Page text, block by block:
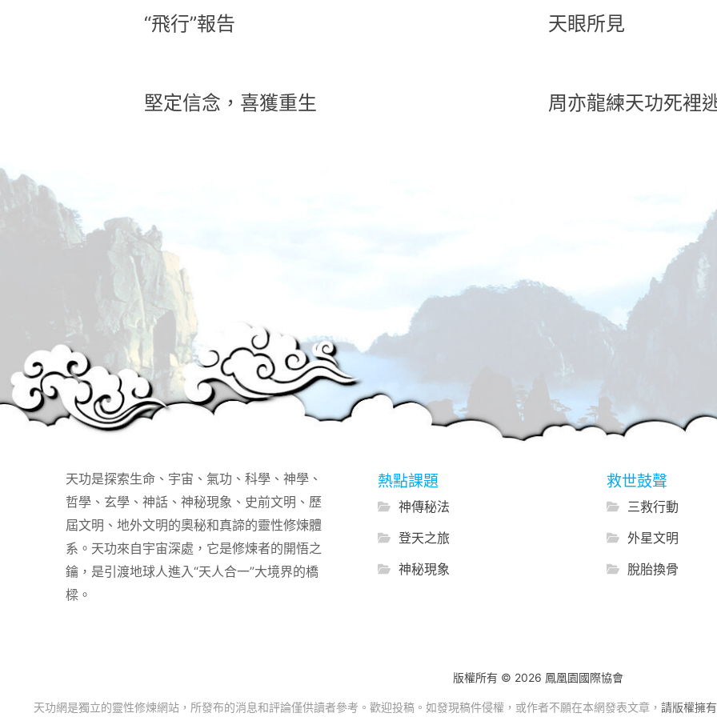
“飛行”報告 天眼所見
堅定信念，喜獲重生 周亦龍練天功死裡
天功是探索生命、宇宙、氣功、科學、神學、
哲學、玄學、神話、神秘現象、史前文明、歷
屆文明、地外文明的奧秘和真諦的靈性修煉體
系。天功來自宇宙深處，它是修煉者的開悟之
鑰，是引渡地球人進入“天人合一”大境界的橋
樑。
熱點課題
神傳秘法
登天之旅
神秘現象
救世鼓聲
三救行動
外星文明
脫胎換骨
版權所有 © 2026 鳳凰園國際協會
天功網是獨立的靈性修煉網站，所發布的消息和評論僅供讀者參考。歡迎投稿。如發現稿件侵權，或作者不願在本網發表文章， 請版權擁